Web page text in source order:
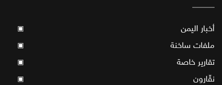
أخبار اليمن ▣
ملفات ساخنة ▣
تقارير خاصة ▣
نقّارون ▣